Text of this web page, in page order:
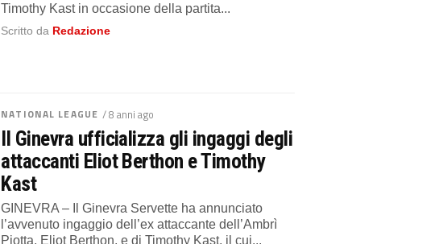
Timothy Kast in occasione della partita...
Scritto da Redazione
NATIONAL LEAGUE / 8 anni ago
Il Ginevra ufficializza gli ingaggi degli
attaccanti Eliot Berthon e Timothy
Kast
GINEVRA – Il Ginevra Servette ha annunciato
l’avvenuto ingaggio dell’ex attaccante dell’Ambrì
Piotta, Eliot Berthon, e di Timothy Kast, il cui...